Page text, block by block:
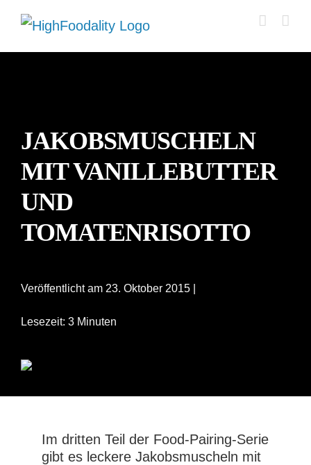
Zum
Inhalt
JAKOBSMUSCHELN
MIT VANILLEBUTTER
UND
TOMATENRISOTTO
Veröffentlicht am 23. Oktober 2015 |
Lesezeit: 3 Minuten
Im dritten Teil der Food-Pairing-Serie
gibt es leckere Jakobsmuscheln mit